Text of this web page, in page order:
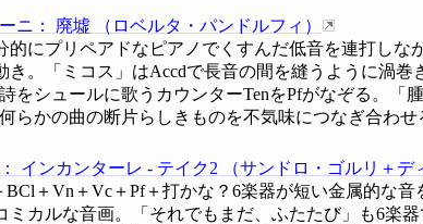
ニ ： 廃墟 （ ロベルタ・パンドルフィ ）
的にプリペアドなピアノでくすんだ低音を連打し
き。「ミコス」はAccdで長音の間を縫うように渦
をシュールに歌うカウンターTenをPfがなぞる。
らかの曲の断片らしきものを不気味につなぎ合わ
： インカンターレ - テイク2 （サンドロ・ゴルリ＋デ
BCl＋Vn＋Vc＋Pf＋打かな？6楽器が短い金属的な
ミカルな音画。「それでもまだ、ふたたび」も6楽